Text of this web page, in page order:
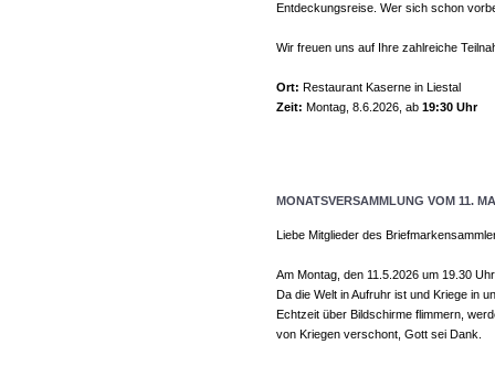
Entdeckungsreise. Wer sich schon
Wir freuen uns auf Ihre zahlreiche
Ort: Restaurant Kaserne in Liestal
Zeit: Montag, 8.6.2026, ab 19:30 Uhr
MONATSVERSAMMLUNG VOM 11.
Liebe Mitglieder des
Am Montag, den 11.5.2026 um 19.30
Da die Welt in Aufruhr ist und Kriege in
Echtzeit über Bildschirme flimmern,
von Kriegen verschont, Gott sei Dank.